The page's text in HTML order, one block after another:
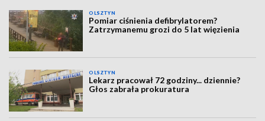
OLSZTYN
Pomiar ciśnienia defibrylatorem?
Zatrzymanemu grozi do 5 lat więzienia
OLSZTYN
Lekarz pracował 72 godziny... dziennie?
Głos zabrała prokuratura